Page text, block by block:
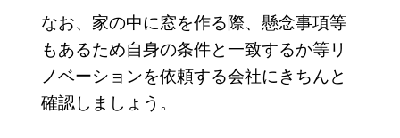
なお、家の中に窓を作る際、懸念事項等
もあるため自身の条件と一致するか等リ
ノベーションを依頼する会社にきちんと
確認しましょう。